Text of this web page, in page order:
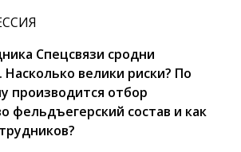
Спецсвязи сродни
Насколько велики риски? По
производится отбор
фельдъегерский состав и как